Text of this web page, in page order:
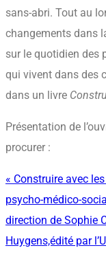
sans-abri. Tout au
changements dans
sur le quotidien des
qui vivent dans des
dans un livre
Présentation de
procurer :
« Construire avec
psycho-médico-
direction de Sophie
Huygens,édité par